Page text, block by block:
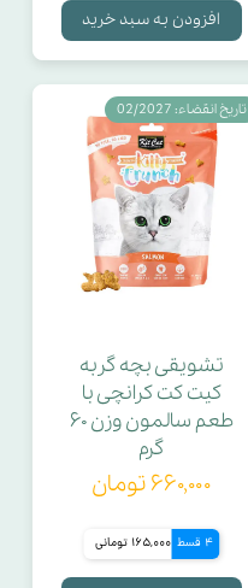
افزودن به سبد خرید
تشویقی بچه گربه
کیت کت کرانچی با
طعم سالمون وزن ۶۰
گرم
۶۶۰,۰۰۰ تومان
4 قسط 165,000 تومانی
تاریخ انقضاء: 02/2027